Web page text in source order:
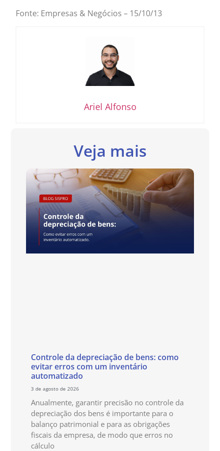
Fonte: Empresas & Negócios – 15/10/13
Ariel Alfonso
Veja mais
Controle da depreciação de bens: como
evitar erros com um inventário
automatizado
3 de agosto de 2026
Anualmente, garantir precisão no controle da
depreciação dos bens é importante para o
balanço patrimonial e para as obrigações
fiscais da empresa, de modo que erros no
cálculo